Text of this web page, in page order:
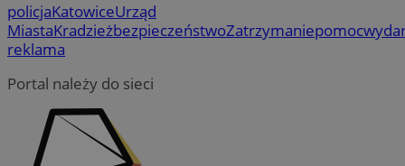
policjaKatowiceUrząd
MiastaKradzieżbezpieczeństwoZatrzymaniepomoc
reklama
Portal należy do sieci